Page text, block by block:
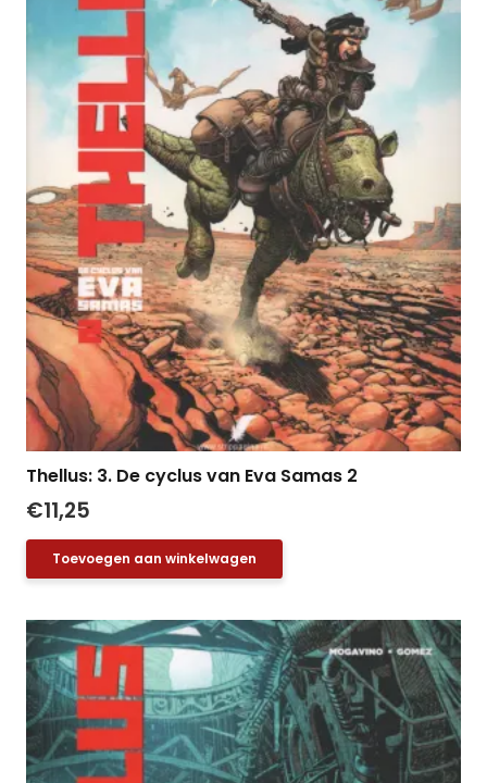
Thellus: 3. De cyclus van Eva Samas 2
€11,25
Toevoegen aan winkelwagen